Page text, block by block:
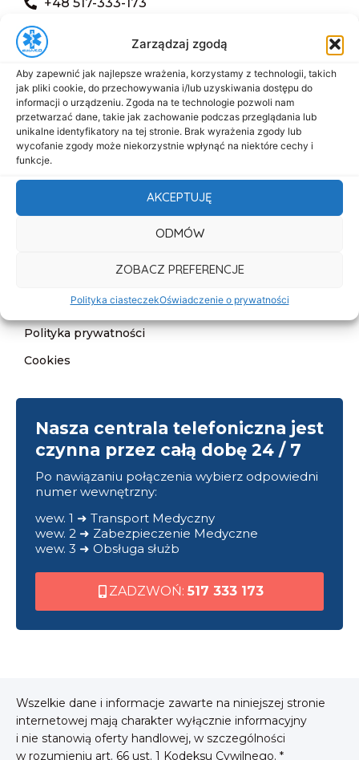
Zarządzaj zgodą
Aby zapewnić jak najlepsze wrażenia, korzystamy z technologii, takich
jak pliki cookie, do przechowywania i/lub uzyskiwania dostępu do
informacji o urządzeniu. Zgoda na te technologie pozwoli nam
przetwarzać dane, takie jak zachowanie podczas przeglądania lub
unikalne identyfikatory na tej stronie. Brak wyrażenia zgody lub
wycofanie zgody może niekorzystnie wpłynąć na niektóre cechy i
funkcje.
AKCEPTUJĘ
ODMÓW
ZOBACZ PREFERENCJE
Polityka ciasteczekOświadczenie o prywatności
biuro@dasmed.pl
Menu
Start
O nas
Oferta
Cennik
Kontakt
Deklaracja dostępności
Klauzula informacyjna
Polityka prywatności
Cookies
Nasza centrala telefoniczna jest
czynna przez całą dobę 24 / 7
Po nawiązaniu połączenia wybierz odpowiedni
numer wewnętrzny:
wew. 1 ➜ Transport Medyczny
wew. 2 ➜ Zabezpieczenie Medyczne
wew. 3 ➜ Obsługa służb
ZADZWOŃ: 517 333 173
Wszelkie dane i informacje zawarte na niniejszej stronie
internetowej mają charakter wyłącznie informacyjny
i nie stanowią oferty handlowej, w szczególności
w rozumieniu art. 66 ust. 1 Kodeksu Cywilnego. *